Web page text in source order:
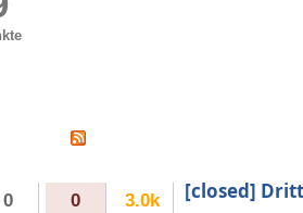
0 0 3.0k [closed]